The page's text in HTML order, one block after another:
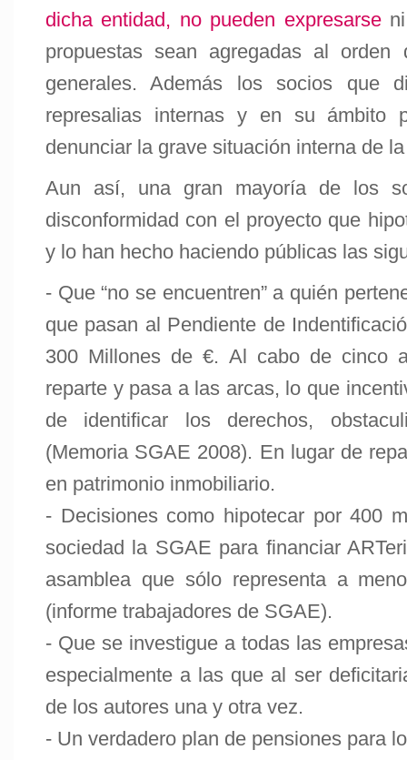
dicha entidad, no pueden expresarseni
propuestas sean agregadas al
generales. Además los socios que
represalias internas y en su ámbito
denunciar la grave situación interna de
Aun así, una gran mayoría de los
disconformidad con el proyecto que
y lo han hecho haciendo públicas las
- Que “no se encuentren” a quién
que pasan al Pendiente de
300 Millones de €. Al cabo de cinco
reparte y pasa a las arcas, lo que
de identificar los derechos,
(Memoria SGAE 2008). En lugar de
en patrimonio inmobiliario.
- Decisiones como hipotecar por 400
sociedad la SGAE para financiar
asamblea que sólo representa a
(informe trabajadores de SGAE).
- Que se investigue a todas las
especialmente a las que al ser
de los autores una y otra vez.
- Un verdadero plan de pensiones para